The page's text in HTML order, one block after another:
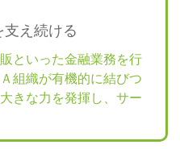
支え続ける
といった金融業務を行
組織が有機的に結びつ
きな力を発揮し、サー